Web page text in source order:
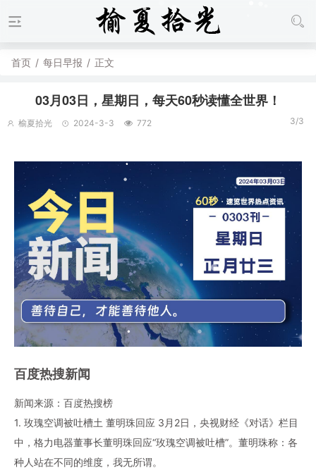
首页 / 每日早报 / 正文
03月03日，星期日，每天60秒读懂全世界！
榆夏拾光 2024-3-3 772 3/3
百度热搜新闻
新闻来源：百度热搜榜
1. 玫瑰空调被吐槽土 董明珠回应 3月2日，央视财经《对话》栏目
中，格力电器董事长董明珠回应“玫瑰空调被吐槽”。董明珠称：各
种人站在不同的维度，我无所谓。